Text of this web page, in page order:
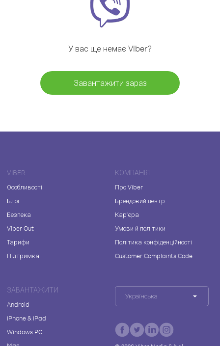
У вас ще немає Viber?
Завантажити зараз
VIBER
Особливості
Блог
Безпека
Viber Out
Тарифи
Підтримка
КОМПАНІЯ
Про Viber
Брендовий центр
Кар'єра
Умови й політики
Політика конфіденційності
Customer Complaints Code
ЗАВАНТАЖИТИ
Android
iPhone & iPad
Windows PC
Українська